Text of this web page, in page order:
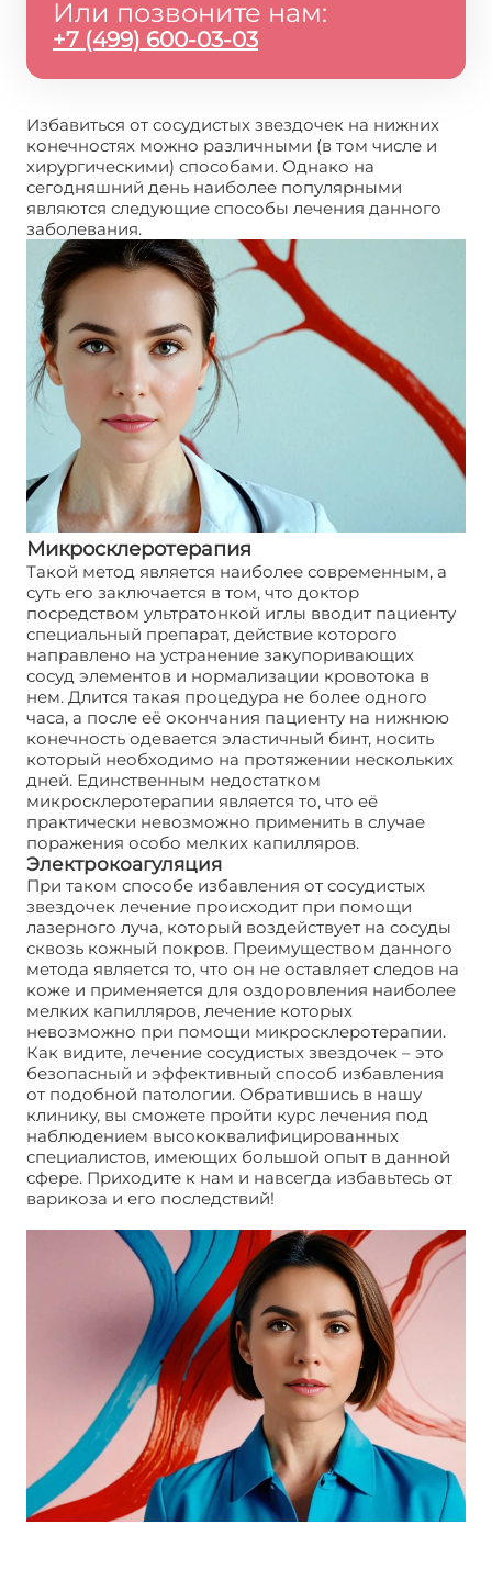
Или позвоните нам:
+7 (499) 600-03-03
Избавиться от сосудистых звездочек на нижних
конечностях можно различными (в том числе и
хирургическими) способами. Однако на
сегодняшний день наиболее популярными
являются следующие способы лечения данного
заболевания.
Микросклеротерапия
Такой метод является наиболее современным, а
суть его заключается в том, что доктор
посредством ультратонкой иглы вводит пациенту
специальный препарат, действие которого
направлено на устранение закупоривающих
сосуд элементов и нормализации кровотока в
нем. Длится такая процедура не более одного
часа, а после её окончания пациенту на нижнюю
конечность одевается эластичный бинт, носить
который необходимо на протяжении нескольких
дней. Единственным недостатком
микросклеротерапии является то, что её
практически невозможно применить в случае
поражения особо мелких капилляров.
Электрокоагуляция
При таком способе избавления от сосудистых
звездочек лечение происходит при помощи
лазерного луча, который воздействует на сосуды
сквозь кожный покров. Преимуществом данного
метода является то, что он не оставляет следов на
коже и применяется для оздоровления наиболее
мелких капилляров, лечение которых
невозможно при помощи микросклеротерапии.
Как видите, лечение сосудистых звездочек – это
безопасный и эффективный способ избавления
от подобной патологии. Обратившись в нашу
клинику, вы сможете пройти курс лечения под
наблюдением высококвалифицированных
специалистов, имеющих большой опыт в данной
сфере. Приходите к нам и навсегда избавьтесь от
варикоза и его последствий!